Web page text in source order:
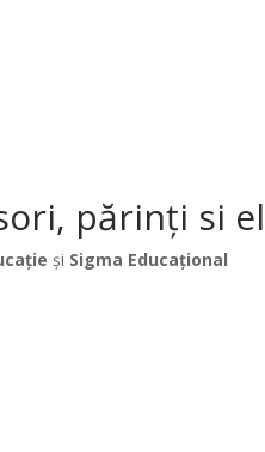
părinți si
și Sigma Educațional